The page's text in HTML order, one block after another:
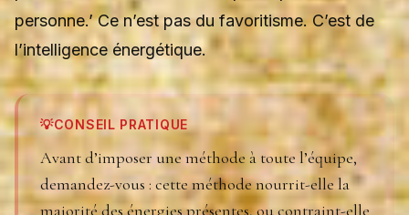
personne.’ Ce n’est pas du favoritisme. C’est de
l’intelligence énergétique.
💡CONSEIL PRATIQUE
Avant d’imposer une méthode à toute l’équipe,
demandez-vous : cette méthode nourrit-elle la
majorité des énergies présentes, ou contraint-elle